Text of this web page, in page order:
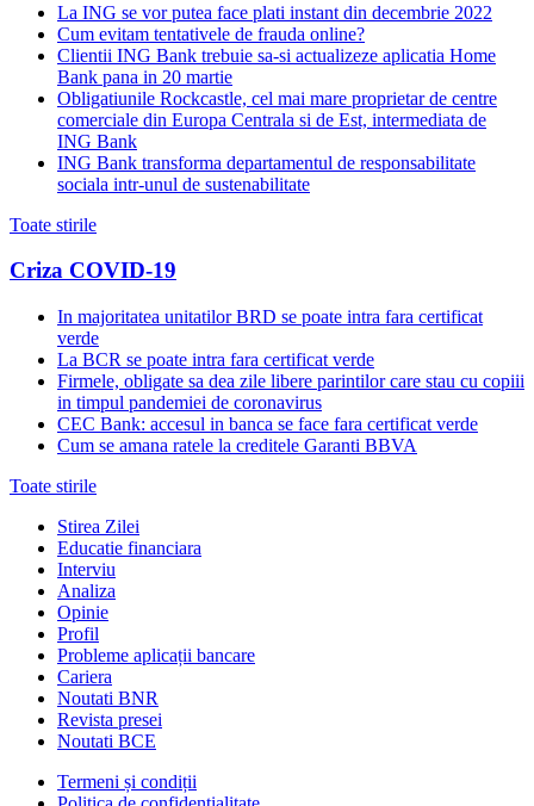
La ING se vor putea face plati instant din decembrie 2022
Cum evitam tentativele de frauda online?
Clientii ING Bank trebuie sa-si actualizeze aplicatia Home
Bank pana in 20 martie
Obligatiunile Rockcastle, cel mai mare proprietar de centre
comerciale din Europa Centrala si de Est, intermediata de
ING Bank
ING Bank transforma departamentul de responsabilitate
sociala intr-unul de sustenabilitate
Toate stirile
Criza COVID-19
In majoritatea unitatilor BRD se poate intra fara certificat
verde
La BCR se poate intra fara certificat verde
Firmele, obligate sa dea zile libere parintilor care stau cu copiii
in timpul pandemiei de coronavirus
CEC Bank: accesul in banca se face fara certificat verde
Cum se amana ratele la creditele Garanti BBVA
Toate stirile
Stirea Zilei
Educatie financiara
Interviu
Analiza
Opinie
Profil
Probleme aplicații bancare
Cariera
Noutati BNR
Revista presei
Noutati BCE
Termeni și condiții